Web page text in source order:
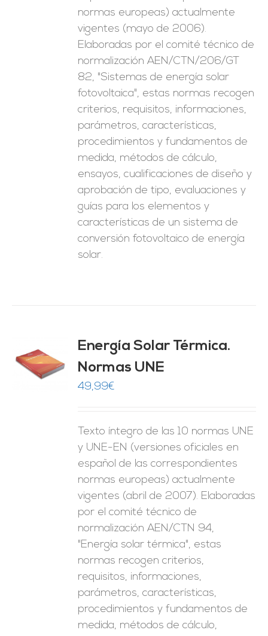
normas europeas) actualmente
vigentes (mayo de 2006).
Elaboradas por el comité técnico de
normalización AEN/CTN/206/GT
82, "Sistemas de energía solar
fotovoltaica", estas normas recogen
criterios, requisitos, informaciones,
parámetros, características,
procedimientos y fundamentos de
medida, métodos de cálculo,
ensayos, cualificaciones de diseño y
aprobación de tipo, evaluaciones y
guías para los elementos y
características de un sistema de
conversión fotovoltaico de energía
solar.
Energía Solar Térmica.
Normas UNE
49,99€
Texto íntegro de las 10 normas UNE
y UNE-EN (versiones oficiales en
español de las correspondientes
normas europeas) actualmente
vigentes (abril de 2007). Elaboradas
por el comité técnico de
normalización AEN/CTN 94,
"Energía solar térmica", estas
normas recogen criterios,
requisitos, informaciones,
parámetros, características,
procedimientos y fundamentos de
medida, métodos de cálculo,